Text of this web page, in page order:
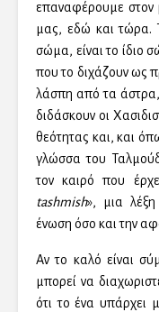
επαναφέρουμε στον
μας, εδώ και τώρα.
σώμα, είναι το ίδιο
που το διχάζουν ως
λάσπη από τα
διδάσκουν οι
θεότητας και, και
γλώσσα του
τον καιρό που
tashmish», μια λέξη
ένωση όσο και την
Αν το καλό είναι
μπορεί να
ότι το ένα υπάρχει